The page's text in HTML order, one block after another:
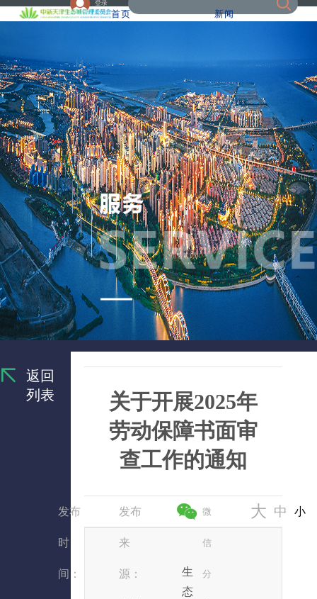
登录
首页 新闻
返回
列表
关于开展2025年
劳动保障书面审
查工作的通知
发布
时
间：
发布
来
源：
微
信
分
大 中 小
生
态